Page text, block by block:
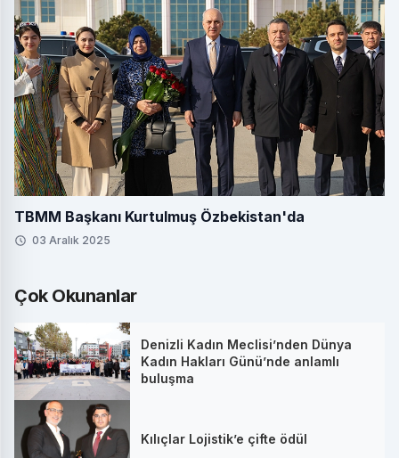
TBMM Başkanı Kurtulmuş Özbekistan'da
03 Aralık 2025
Çok Okunanlar
Denizli Kadın Meclisi’nden Dünya
Kadın Hakları Günü’nde anlamlı
buluşma
Kılıçlar Lojistik’e çifte ödül